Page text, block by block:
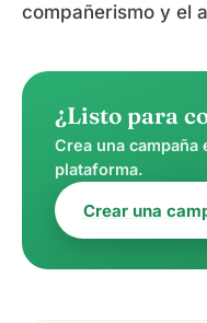
compañerismo y el
¿Listo para
Crea una
plataforma.
Crear una